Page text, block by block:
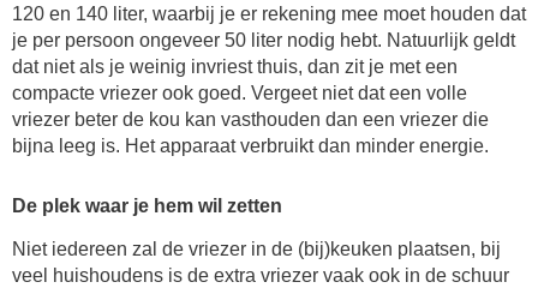
120 en 140 liter, waarbij je er rekening mee moet houden dat
je per persoon ongeveer 50 liter nodig hebt. Natuurlijk geldt
dat niet als je weinig invriest thuis, dan zit je met een
compacte vriezer ook goed. Vergeet niet dat een volle
vriezer beter de kou kan vasthouden dan een vriezer die
bijna leeg is. Het apparaat verbruikt dan minder energie.
De plek waar je hem wil zetten
Niet iedereen zal de vriezer in de (bij)keuken plaatsen, bij
veel huishoudens is de extra vriezer vaak ook in de schuur